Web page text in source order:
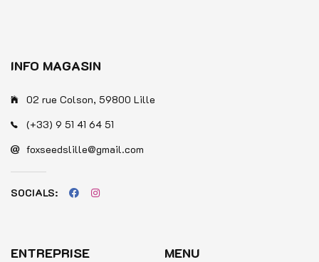
INFO MAGASIN
02 rue Colson, 59800 Lille
(+33) 9 51 41 64 51
foxseedslille@gmail.com
SOCIALS:
ENTREPRISE MENU